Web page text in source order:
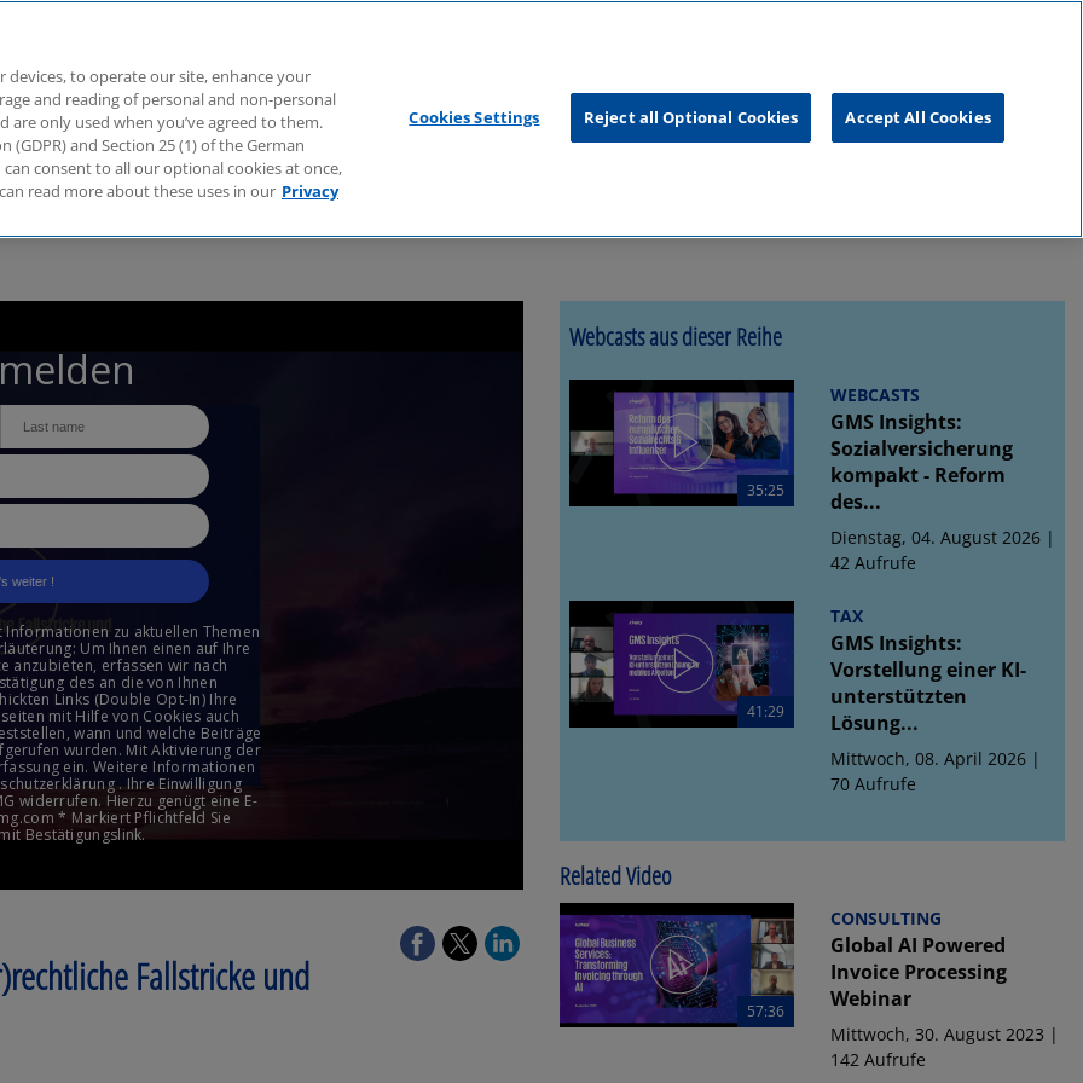
Fallstricke und
Webcasts aus dieser Reihe
35:25
WEBCASTS
GMS Insights:
Sozialversicherung
kompakt - Reform
des...
Dienstag, 04. August 2026 |
42 Aufrufe
41:29
TAX
GMS Insights:
Vorstellung einer KI-
unterstützten
Lösung...
Mittwoch, 08. April 2026 |
70 Aufrufe
Related Video
57:36
CONSULTING
Global AI Powered
Invoice Processing
Webinar
Mittwoch, 30. August 2023 |
142 Aufrufe
devices, to operate our site, enhance your
and reading of personal and non-personal
only used when you’ve agreed to them.
(GDPR) and Section 25 (1) of the German
can consent to all our optional cookies at once,
read more about these uses in our Privacy
Cookies Settings Reject all Optional Cookies Accept All Cookies